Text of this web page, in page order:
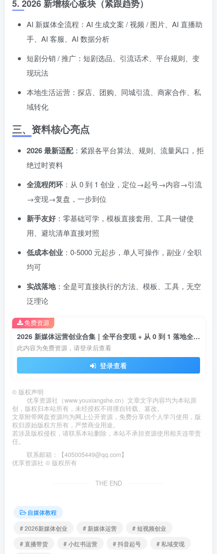
5. 2026 新增核心板块（紧跟趋势）
AI 新媒体全流程：AI 生成文案 / 视频 / 图片、AI 直播助
手、AI 客服、AI 数据分析
短剧分销 / 推广：短剧选品、引流话术、平台规则、变
现玩法
本地生活运营：探店、团购、同城引流、商家合作、私
域转化
三、资料核心亮点
2026 最新适配：紧跟各平台算法、规则、流量风口，拒
绝过时资料
全流程闭环 ：从 0 到 1 创业，定位→起号→内容→引流
→变现→复盘，一步到位
新手友好：零基础可学，模板直接套用、工具一键使
用、避坑清单直接对照
低成本创业 ：0-5000 元起步，单人可操作，副业 / 全职
均可
实战落地：全是可直接执行的方法、模板、工具，无空
泛理论
2026 新媒体运营创业合集｜全平台变现 + 从 0 到 1 落地全攻略新手可直接上手
此内容为免费资源，请登录后查看
登录查看
免费资源
© 版权声明
优享资源社（www.youxiangshe.cn）文章文字内容均为本站原
创，版权归本站所有，未经授权不得擅自转载、篡改。
文章附带网盘资源均为网上公开资源，免费分享供个人学习使用，版
权归原始版权方所有，严禁商业用途。
若涉及版权侵权，请联系本站删除，本站不承担资源使用相关连带责
任。
联系邮箱：【405005449@qq.com】
优享资源社 © 版权所有
THE END
自媒体教程
# 2026新媒体创业
# 新媒体运营
# 短视频创业
# 直播带货
# 小红书运营 # 抖音起号
# 私域变现